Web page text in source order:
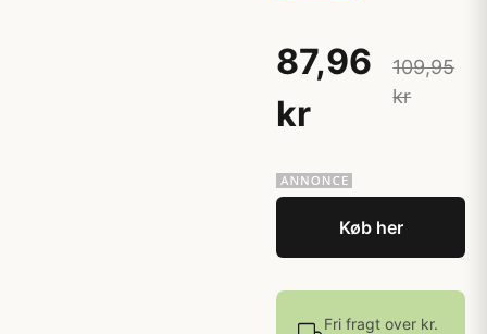
87,96
kr
109,95
kr
Køb her
Fri fragt over kr.